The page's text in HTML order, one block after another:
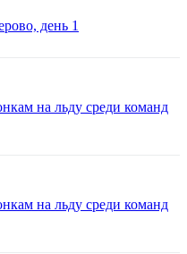
день 1
на льду среди команд
на льду среди команд